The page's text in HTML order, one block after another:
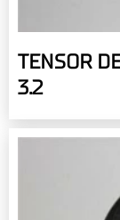
TENSOR
3.2